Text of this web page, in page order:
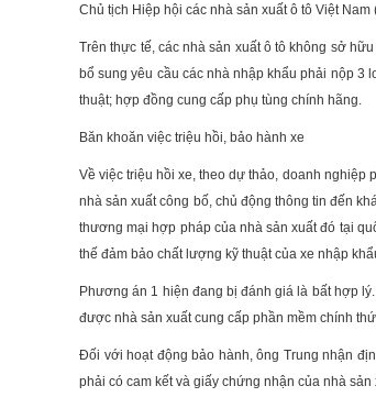
Chủ tịch Hiệp hội các nhà sản xuất ô tô Việt
Trên thực tế, các nhà sản xuất ô tô không sở
bổ sung yêu cầu các nhà nhập khẩu phải nộp 3
thuật; hợp đồng cung cấp phụ tùng chính hãng.
Băn khoăn việc triệu hồi, bảo hành xe
Về việc triệu hồi xe, theo dự thảo, doanh nghiệp
nhà sản xuất công bố, chủ động thông tin đến
thương mại hợp pháp của nhà sản xuất đó tại
thế đảm bảo chất lượng kỹ thuật của xe nhập
Phương án 1 hiện đang bị đánh giá là bất hợp
được nhà sản xuất cung cấp phần mềm chính
Đối với hoạt động bảo hành, ông Trung nhận
phải có cam kết và giấy chứng nhận của nhà